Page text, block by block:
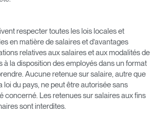
respecter toutes les lois locales et
en matière de salaires et d’avantages
relatives aux salaires et aux modalités de
à la disposition des employés dans un format
Aucune retenue sur salaire, autre que
loi du pays, ne peut être autorisée sans
concerné. Les retenues sur salaires aux fins
sont interdites.